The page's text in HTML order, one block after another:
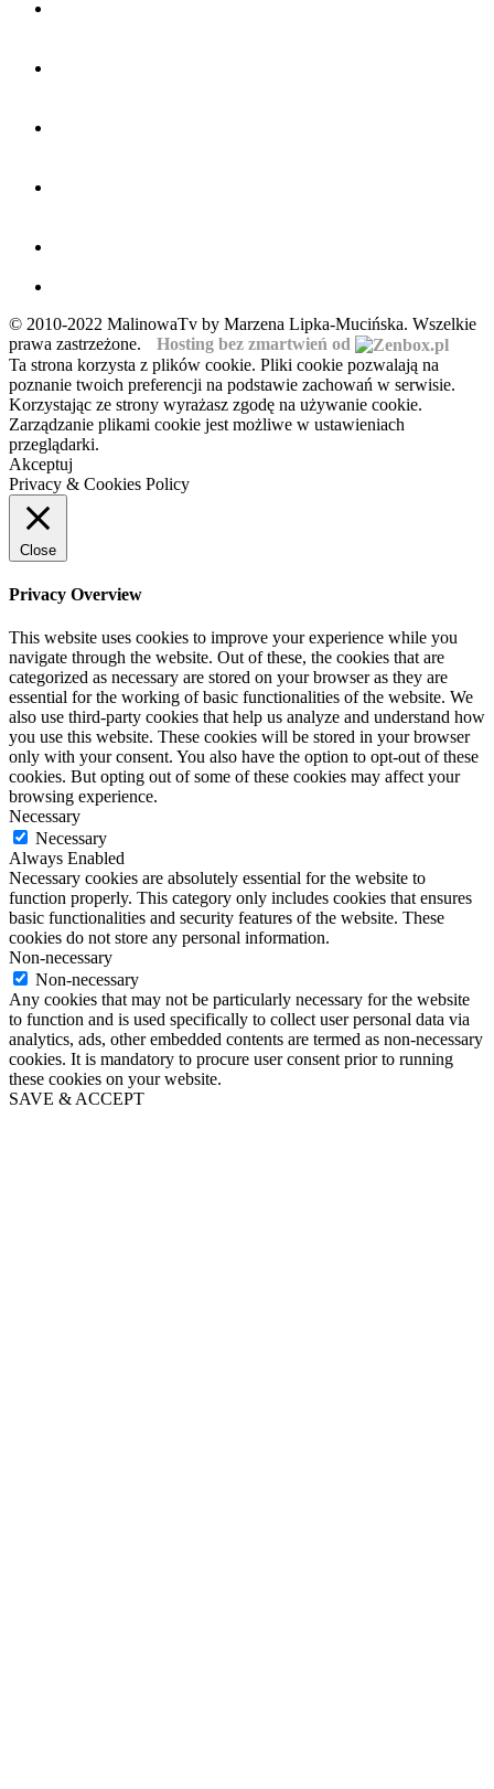
© 2010-2022 MalinowaTv by Marzena Lipka-Mucińska. Wszelkie
prawa zastrzeżone.
Hosting bez zmartwień od
Ta strona korzysta z plików cookie. Pliki cookie pozwalają na
poznanie twoich preferencji na podstawie zachowań w serwisie.
Korzystając ze strony wyrażasz zgodę na używanie cookie.
Zarządzanie plikami cookie jest możliwe w ustawieniach
przeglądarki.
Akceptuj
Privacy & Cookies Policy
Close
Privacy Overview
This website uses cookies to improve your experience while you
navigate through the website. Out of these, the cookies that are
categorized as necessary are stored on your browser as they are
essential for the working of basic functionalities of the website. We
also use third-party cookies that help us analyze and understand how
you use this website. These cookies will be stored in your browser
only with your consent. You also have the option to opt-out of these
cookies. But opting out of some of these cookies may affect your
browsing experience.
Necessary
Necessary
Always Enabled
Necessary cookies are absolutely essential for the website to
function properly. This category only includes cookies that ensures
basic functionalities and security features of the website. These
cookies do not store any personal information.
Non-necessary
Non-necessary
Any cookies that may not be particularly necessary for the website
to function and is used specifically to collect user personal data via
analytics, ads, other embedded contents are termed as non-necessary
cookies. It is mandatory to procure user consent prior to running
these cookies on your website.
SAVE & ACCEPT